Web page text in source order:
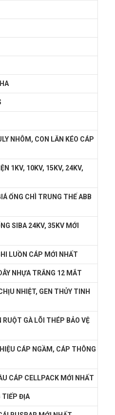
NHÔM, CON LĂN KÉO CÁP
1KV, 10KV, 15KV, 24KV,
ỐNG CHÌ TRUNG THẾ ABB
SIBA 24KV, 35KV MỚI
LUỒN CÁP MỚI NHẤT
NHỰA TRẮNG 12 MẮT
NHIỆT, GEN THỦY TINH
RUỘT GÀ LÕI THÉP BẢO VỆ
CÁP NGẦM, CÁP THÔNG
CÁP CELLPACK MỚI NHẤT
TIẾP ĐỊA